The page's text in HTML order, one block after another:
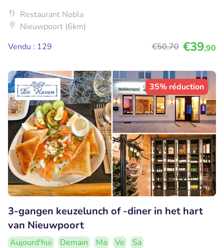
Restaurant Nobla
Nieuwpoort (6km)
Vendu : 129
€50,70 €39,90
35% réduction
3-gangen keuzelunch of -diner in het hart
van Nieuwpoort
Aujourd'hui Demain Ma Ve
Sa